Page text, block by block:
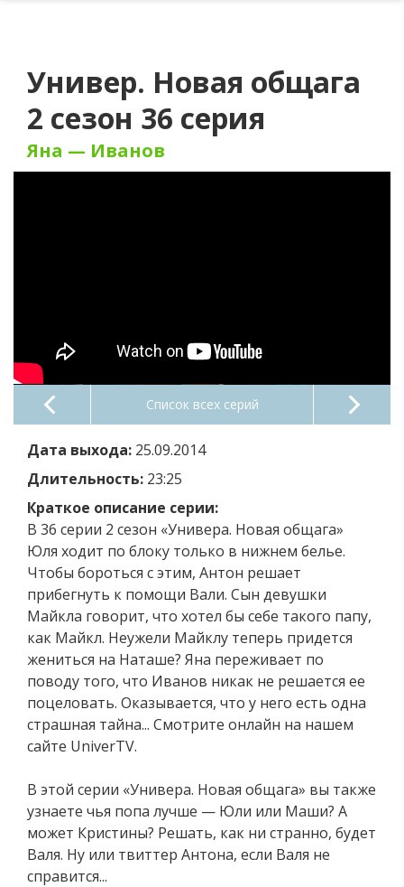
Универ. Новая общага
2 сезон 36 серия
Яна — Иванов
Список всех серий
Дата выхода: 25.09.2014
Длительность: 23:25
Краткое описание серии:
В 36 серии 2 сезон «Универа. Новая общага»
Юля ходит по блоку только в нижнем белье.
Чтобы бороться с этим, Антон решает
прибегнуть к помощи Вали. Сын девушки
Майкла говорит, что хотел бы себе такого папу,
как Майкл. Неужели Майклу теперь придется
жениться на Наташе? Яна переживает по
поводу того, что Иванов никак не решается ее
поцеловать. Оказывается, что у него есть одна
страшная тайна... Смотрите онлайн на нашем
сайте UniverTV.
В этой серии «Универа. Новая общага» вы также
узнаете чья попа лучше — Юли или Маши? А
может Кристины? Решать, как ни странно, будет
Валя. Ну или твиттер Антона, если Валя не
справится...